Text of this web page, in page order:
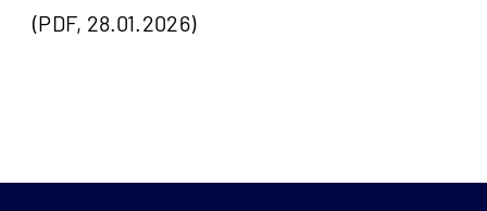
(PDF, 28.01.2026)